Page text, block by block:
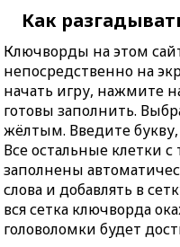
Как
Ключворды на этом
непосредственно на
начать игру, нажмите
готовы заполнить.
жёлтым. Введите
Все остальные клетки
заполнены
слова и добавлять в
вся сетка ключворда
головоломки будет